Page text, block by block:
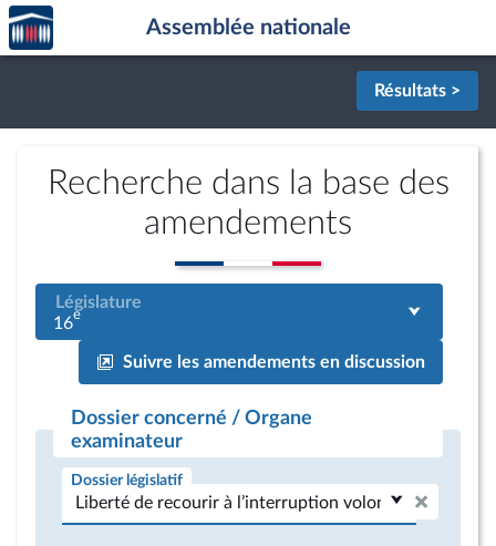
Aller au contenu
Aller en bas de la page
Accèder
à la
page
Assemblée nationale
Résultats >
Recherche dans la base des
amendements
Législature
16e
Suivre les amendements en discussion
Dossier concerné / Organe
examinateur
Dossier législatif